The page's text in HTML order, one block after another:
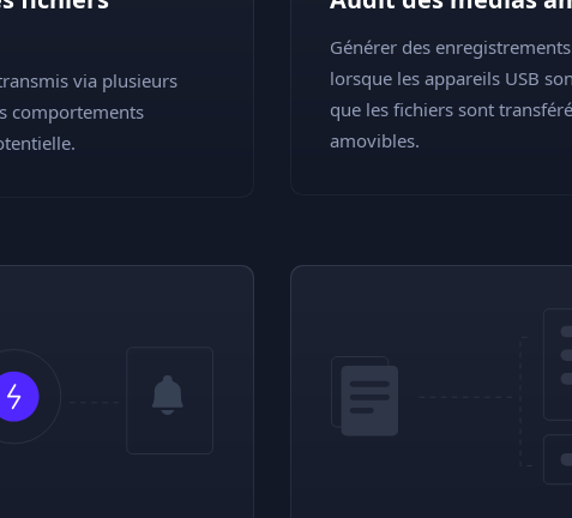
via plusieurs
comportements
Générer des
lorsque les appareils USB
que les fichiers sont
amovibles.